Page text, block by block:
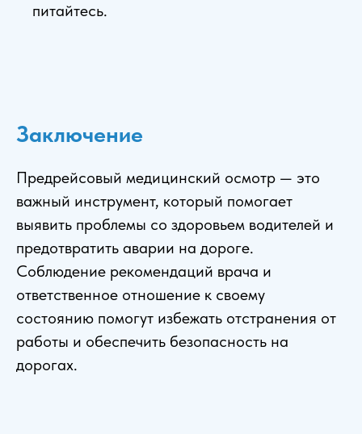
питайтесь.
Заключение
Предрейсовый медицинский осмотр — это
важный инструмент, который помогает
выявить проблемы со здоровьем водителей и
предотвратить аварии на дороге.
Соблюдение рекомендаций врача и
ответственное отношение к своему
состоянию помогут избежать отстранения от
работы и обеспечить безопасность на
дорогах.